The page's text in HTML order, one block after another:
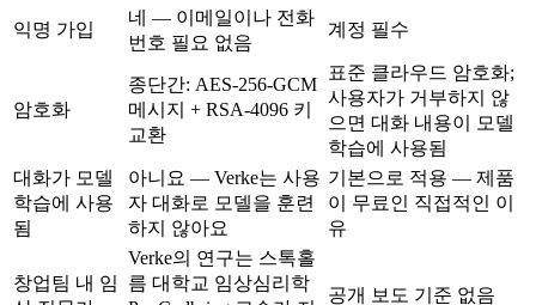
익명 가입
네 — 이메일이나 전화
번호 필요 없음
계정 필수
암호화
종단간: AES-256-GCM
메시지 + RSA-4096 키
교환
표준 클라우드 암호화;
사용자가 거부하지 않
으면 대화 내용이 모델
학습에 사용됨
대화가 모델
학습에 사용
됨
아니요 — Verke는 사용
자 대화로 모델을 훈련
하지 않아요
기본으로 적용 — 제품
이 무료인 직접적인 이
유
창업팀 내 임
Verke의 연구는 스톡홀
름 대학교 임상심리학
공개 보도 기준 없음